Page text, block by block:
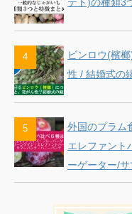
ビンロウ(檳
性 / 結婚式の
外国のプラム
エレファント
ーゲーター/サ